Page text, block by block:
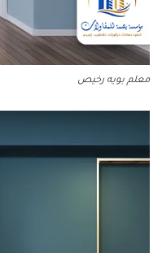
معلم بويه رخيص